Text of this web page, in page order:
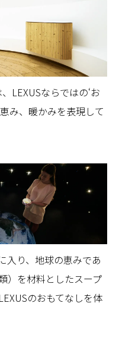
LEXUSならではの‘お
み、暖かみを表現して
入り、地球の恵みであ
）を材料としたスープ
のおもてなしを体